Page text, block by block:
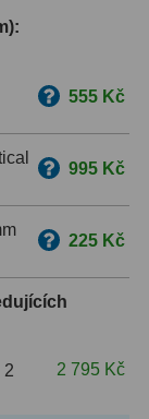
555 Kč
995 Kč
225 Kč
2
2 795 Kč